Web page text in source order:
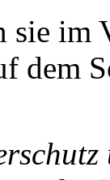
sie
dem